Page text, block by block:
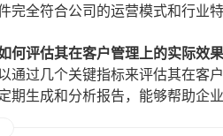
完全符合公司的运营模式和行业
何评估其在客户管理上的实际效果
通过几个关键指标来评估其在客
期生成和分析报告，能够帮助企